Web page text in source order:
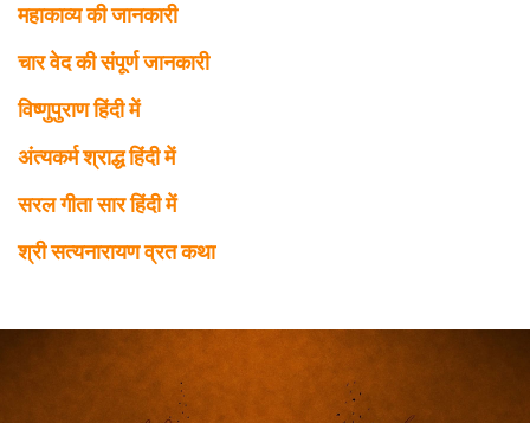
महाकाव्य की जानकारी
चार वेद की संपूर्ण जानकारी
विष्णुपुराण हिंदी में
अंत्यकर्म श्राद्ध हिंदी में
सरल गीता सार हिंदी में
श्री सत्यनारायण व्रत कथा